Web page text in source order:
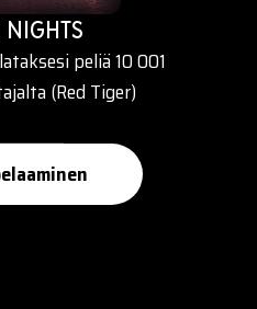
peliä 10 001
(Red Tiger)